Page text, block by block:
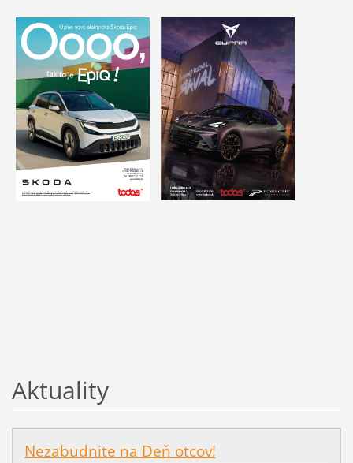
Aktuality
Nezabudnite na Deň otcov!